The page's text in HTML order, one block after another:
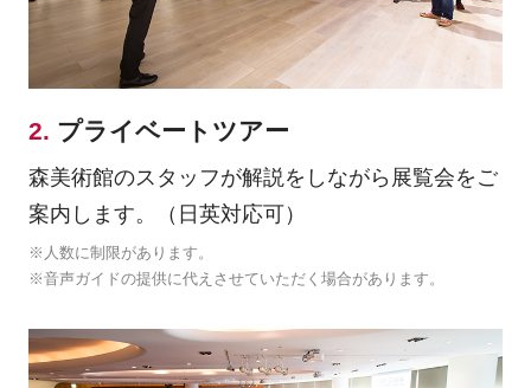
2. プライベートツアー
森美術館のスタッフが解説をしながら展覧会をご
案内します。（日英対応可）
※人数に制限があります。
※音声ガイドの提供に代えさせていただく場合があります。